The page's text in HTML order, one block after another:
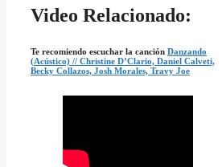
Video Relacionado:
Te recomiendo escuchar la canción Danzando
(Acústico) // Christine D’Clario, Daniel Calveti,
Becky Collazos, Josh Morales, Travy Joe